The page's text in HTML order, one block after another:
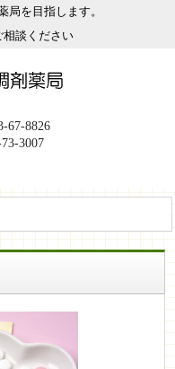
局を目指します。
相談ください
67-8826
3007